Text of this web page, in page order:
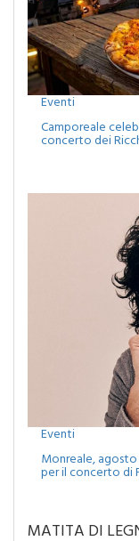
Eventi
Camporeale
concerto dei
Monreale, agosto
per il concerto di